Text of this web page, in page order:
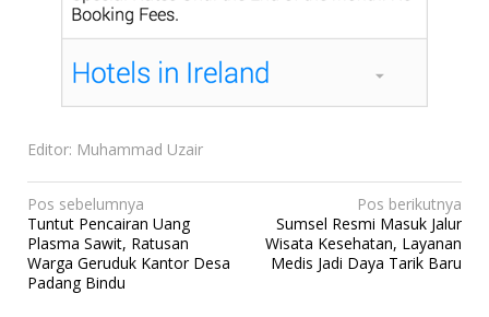
Editor: Muhammad Uzair
N
a
v
i
Pos sebelumnya
Tuntut Pencairan Uang
Plasma Sawit, Ratusan
Warga Geruduk Kantor Desa
Padang Bindu
Pos berikutnya
Sumsel Resmi Masuk Jalur
Wisata Kesehatan, Layanan
Medis Jadi Daya Tarik Baru